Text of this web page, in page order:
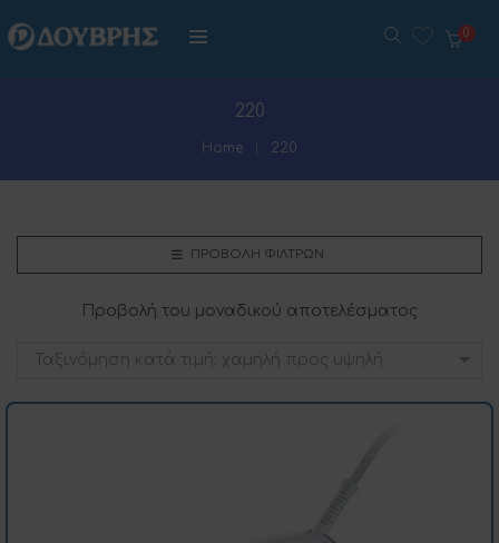
220
Home 220
ΠΡΟΒΟΛΉ ΦΊΛΤΡΩΝ
Προβολή του μοναδικού αποτελέσματος
Ταξινόμηση κατά τιμή: χαμηλή προς υψηλή